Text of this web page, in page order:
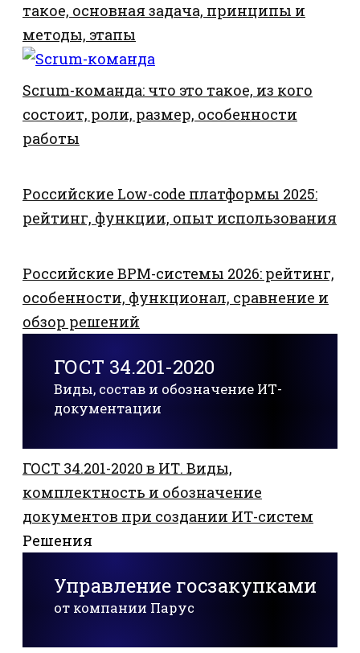
такое, основная задача, принципы и
методы, этапы
Scrum-команда: что это такое, из кого
состоит, роли, размер, особенности
работы
Российские Low-code платформы 2025:
рейтинг, функции, опыт использования
Российские BPM-системы 2026: рейтинг,
особенности, функционал, сравнение и
обзор решений
ГОСТ 34.201-2020
Виды, состав и обозначение ИТ-
документации
ГОСТ 34.201-2020 в ИТ. Виды,
комплектность и обозначение
документов при создании ИТ-систем
Решения
Управление госзакупками
от компании Парус